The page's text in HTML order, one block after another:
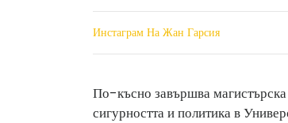
Инстаграм На Жан Гарсия
По-късно завършва
сигурността и политика в